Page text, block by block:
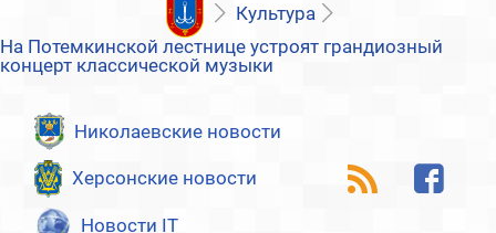
Культура
На Потемкинской лестнице устроят грандиозный
концерт классической музыки
Николаевские новости
Херсонские новости
Новости IT